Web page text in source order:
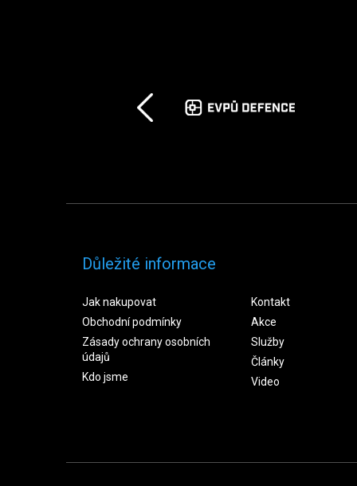
Důležité informace
Jak nakupovat
Obchodní podmínky
Zásady ochrany osobních
údajů
Kdo jsme
Kontakt
Akce
Služby
Články
Video